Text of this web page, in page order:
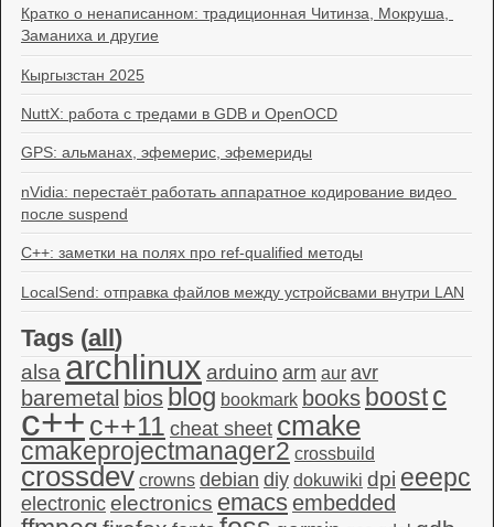
Кратко о ненаписанном: традиционная Читинза, Мокруша,
Заманиха и другие
Кыргызстан 2025
NuttX: работа с тредами в GDB и OpenOCD
GPS: альманах, эфемерис, эфемериды
nVidia: перестаёт работать аппаратное кодирование видео
после suspend
C++: заметки на полях про ref-qualified методы
LocalSend: отправка файлов между устройсвами внутри LAN
Tags (all)
alsa archlinux arduino arm aur avr
baremetal bios blog bookmark books boost c
c++c++11 cheat sheet cmake
cmakeprojectmanager2 crossbuild
crossdev crowns debian diy dokuwiki dpi eeepc
electronic electronics emacsembedded